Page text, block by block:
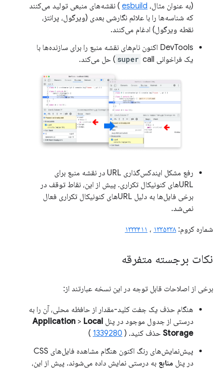
(به عنوان مثال، esbuild ) نقشه‌های منبعی تولید می‌کنند
که شناسه‌ها را با علائم نگارشی بعدی (ویرگول، پرانتز،
نقطه ویرگول) ادغام می‌کنند.
DevTools اکنون نام‌های نقشه منبع را برای سازنده‌ها با
یک فراخوانی
super call) حل می‌کند.
رفع مشکل ایندکس‌گذاری URL در نقشه منبع برای
URLهای کنونیکال تکراری. پیش از این، نقاط توقف در
برخی فایل‌ها به دلیل URLهای کنونیکال تکراری فعال
نمی‌شد.
شماره کروم: ۱۳۳۵۳۳۸ ، ۱۳۳۳۴۱۱
نکات برجسته متفرقه
برخی از اصلاحات قابل توجه در این نسخه عبارتند از:
هنگام حذف یک جفت کلید-مقدار از حافظه محلی، آن را به
درستی از جدول موجود در پنل
Application > Local
Storage حذف کنید. ( 1339280
)
پیش‌نمایش‌های رنگ اکنون هنگام مشاهده فایل‌های CSS
در پنل منابع به درستی نمایش داده می‌شوند. پیش از این،